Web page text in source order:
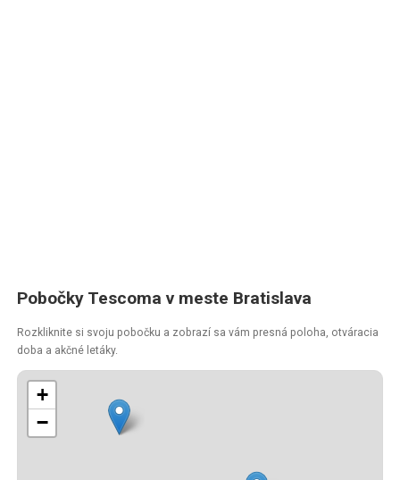
Pobočky Tescoma v meste Bratislava
Rozkliknite si svoju pobočku a zobrazí sa vám presná poloha, otváracia
doba a akčné letáky.
+
−